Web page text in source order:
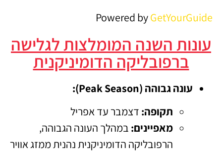
Powered byGetYourGuide
עונות השנה המומלצות לגלישה
ברפובליקה הדומיניקנית
עונה גבוהה (Peak Season):
תקופה: דצמבר עד אפריל
מאפיינים: במהלך העונה הגבוהה,
הרפובליקה הדומיניקנית נהנית ממזג אוויר